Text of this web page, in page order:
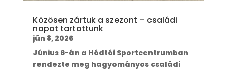
Közösen zártuk a szezont – családi
napot tartottunk
jún 8, 2026
Június 6-án a Hódtói Sportcentrumban
rendezte meg hagyományos családi